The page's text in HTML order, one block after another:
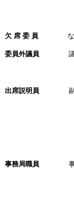
委
欠 席 委 員 な
委員外議員 議
副 議
出席説明員 副
総 務
総務部
総 務 部
事務局職員 事
事 務 局
総 務